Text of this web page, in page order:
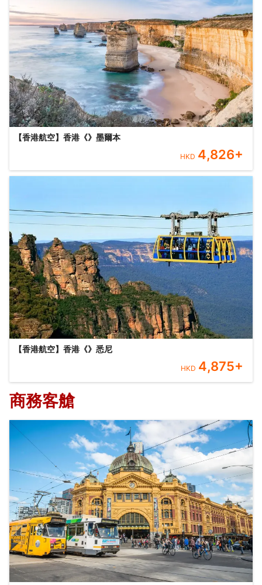
【香港航空】香港《》墨爾本
HKD 4,826+
【香港航空】香港《》悉尼
HKD 4,875+
商務客艙